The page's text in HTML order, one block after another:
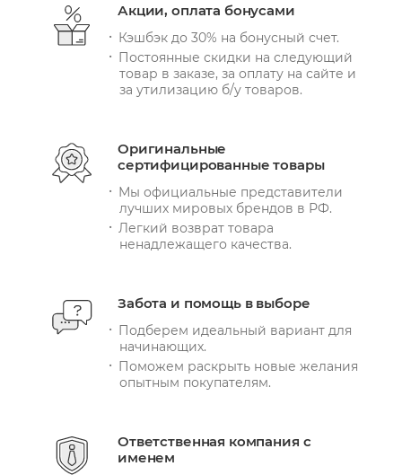
Акции, оплата бонусами
Кэшбэк до 30% на бонусный счет.
Постоянные скидки на следующий
товар в заказе, за оплату на сайте и
за утилизацию б/у товаров.
Оригинальные
сертифицированные товары
Мы официальные представители
лучших мировых брендов в РФ.
Легкий возврат товара
ненадлежащего качества.
Забота и помощь в выборе
Подберем идеальный вариант для
начинающих.
Поможем раскрыть новые желания
опытным покупателям.
Ответственная компания с
именем